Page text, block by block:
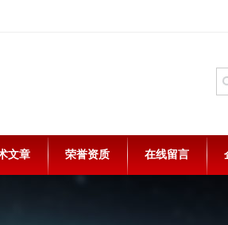
文章 荣誉资质 在线留言